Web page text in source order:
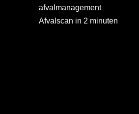
afvalmanagement
Afvalscan in 2 minuten